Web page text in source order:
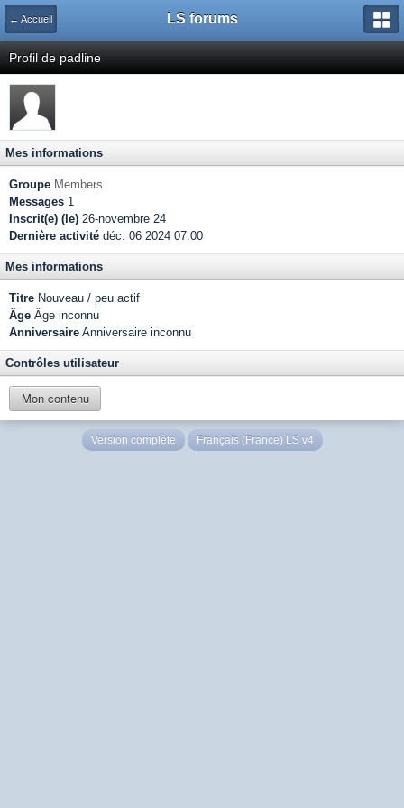
← Accueil LS forums
Profil de padline
Mes informations
Groupe Members
Messages 1
Inscrit(e) (le) 26-novembre 24
Dernière activité déc. 06 2024 07:00
Mes informations
Titre Nouveau / peu actif
Âge Âge inconnu
Anniversaire Anniversaire inconnu
Contrôles utilisateur
Mon contenu
Version complète Français (France) LS v4